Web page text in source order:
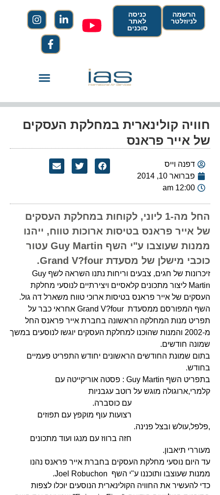
הרשמה
לניוזלטר
כניסה
לאתר
סוכנים
חוויה קולינארית במחלקת העסקים
של אייר פראנס
דפנה וייס
פברואר 10, 2014
12:00 am
החל מה-1 ליוני, לקוחות במחלקת העסקים
של אייר פראנס בטיסות ארוכות טווח, ייהנו
ממנות שעוצבו ע"י השף Guy Martin עטור
כוכבי מישלן של מסעדת Grand V?four.
זיכרונות של חגים, צבעים וריחות נתנו השראה לשף Guy
Martin ליצור מתכונים קלאסיים ויצירתיים לנוסעי מחלקת
העסקים של אייר פראנס בטיסות ארוכי טווח משארל דה גול.
השף המפורסם ממסעדת Grand V?four אחראי כבר על
תפריט מנות המחלקה הראשונה בחברת אייר פראנס החל
מ-2002 והמנות שהוכנו למחלקת העסקים יוגשו לנוסעים במשך
שמונה חודשים.
בתום שמונת החודשים הראשונים יחודש התפריט פעמיים
בחודש.
בתפריט השף Guy Martin : פסטה אוריקייטה עם
קלמרי,ארוגולה מוגש על רוטב עגבניות
עם כוסברה.
רצועות עוף מוקפץ עם תפוזים
,פלפל,עולש ובצל פנינה.
חזה ברווז עם מנגו ועוד מתכונים
מעוררי תיאבון.
עד היום נוסעי מחלקת העסקים בחברת אייר פראנס נהנו
ממנות שעוצבו ותוכננו ע"י השף Joel Robuchon.
כדי להעשיר את החוויה הקולינארית הנוסעים יוכלו לצפות